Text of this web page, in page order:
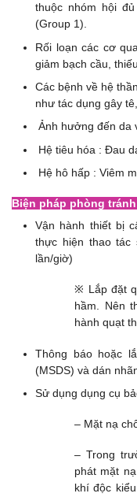
thuộc nhóm hội
(Group 1).
Rối loạn các cơ
giảm bạch cầu,
Các bệnh về hệ
như tác dụng gây
Ảnh hưởng đến da
Hệ tiêu hóa : Đau
Hệ hô hấp : Viêm
Biện pháp phòng
Vận hành thiết bị
thực hiện thao tác
lần/giờ)
※ Lắp đặt
hầm. Nên
hành quạt
Thông báo hoặc
(MSDS) và dán
Sử dụng dụng cụ
– Mặt nạ
– Trong
phát mặt
khí độc